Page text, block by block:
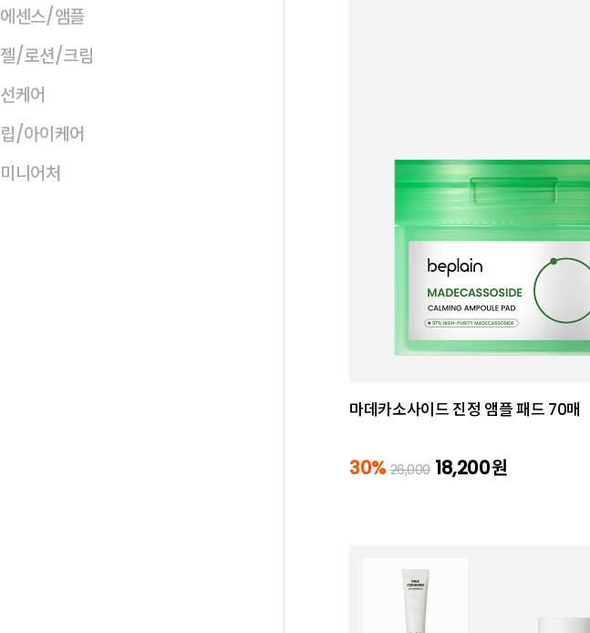
에센스/앰플
젤/로션/크림
선케어
립/아이케어
미니어처
마데카소사이드 진정 앰플 패드 70매
30% 26,000 18,200원